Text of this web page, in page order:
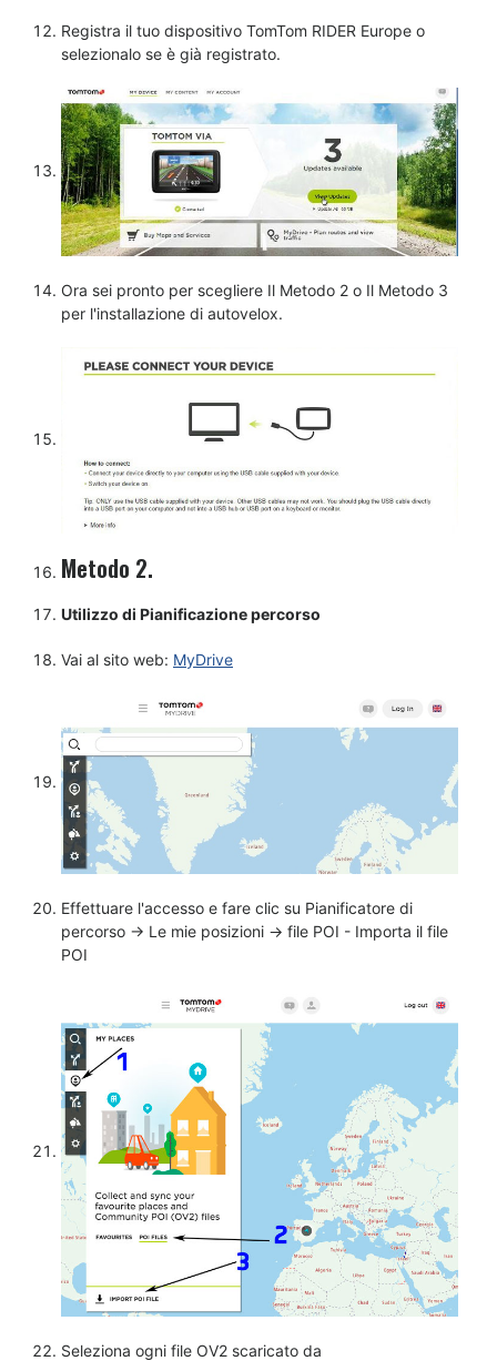
Registra il tuo dispositivo TomTom RIDER Europe o
selezionalo se è già registrato.
Ora sei pronto per scegliere Il Metodo 2 o Il Metodo 3
per l'installazione di autovelox.
Metodo 2.
Utilizzo di Pianificazione percorso
Vai al sito web: MyDrive
Effettuare l'accesso e fare clic su Pianificatore di
percorso -> Le mie posizioni -> file POI - Importa il file
POI
Seleziona ogni file OV2 scaricato da